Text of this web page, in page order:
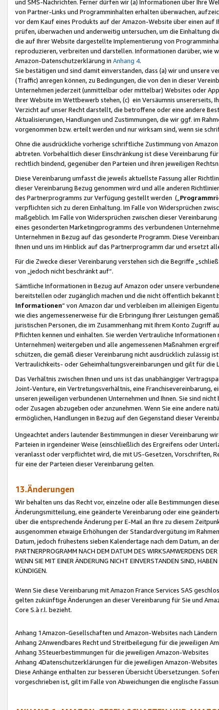
und SMS-Nachrichten. Ferner dürfen wir (a) Informationen über Ihre
von Partner-Links und Programminhalten erhalten überwachen,
vor dem Kauf eines Produkts auf der Amazon-Website über einen
prüfen, überwachen und anderweitig untersuchen, um die Einhaltung
die auf Ihrer Website dargestellte Implementierung von
reproduzieren, verbreiten und darstellen. Informationen darüber, wie
Amazon-Datenschutzerklärung in Anhang 4.
Sie bestätigen und sind damit einverstanden, dass (a) wir und
(Traffic) anregen können, zu Bedingungen, die von den in dieser
Unternehmen jederzeit (unmittelbar oder mittelbar) Websites oder
Ihrer Website im Wettbewerb stehen, (c) ein Versäumnis unsererseits,
Verzicht auf unser Recht darstellt, die betroffene oder eine andere
Aktualisierungen, Handlungen und Zustimmungen, die wir ggf. im
vorgenommen bzw. erteilt werden und nur wirksam sind, wenn sie
Ohne die ausdrückliche vorherige schriftliche Zustimmung von
abtreten. Vorbehaltlich dieser Einschränkung ist diese Vereinbarung
rechtlich bindend, gegenüber den Parteien und ihren jeweiligen
Diese Vereinbarung umfasst die jeweils aktuellste Fassung aller
dieser Vereinbarung Bezug genommen wird und alle anderen
des Partnerprogramms zur Verfügung gestellt werden („
verpflichten sich zu deren Einhaltung. Im Falle von Widersprüchen
maßgeblich. Im Falle von Widersprüchen zwischen dieser
eines gesonderten Marketingprogramms des verbundenen
Unternehmen in Bezug auf das gesonderte Programm. Diese
Ihnen und uns im Hinblick auf das Partnerprogramm dar und ersetzt
Für die Zwecke dieser Vereinbarung verstehen sich die Begriffe
von „jedoch nicht beschränkt auf“.
Sämtliche Informationen in Bezug auf Amazon oder unsere
bereitstellen oder zugänglich machen und die nicht öffentlich
Informationen“ von Amazon dar und verbleiben im alleinigen
wie dies angemessenerweise für die Erbringung Ihrer Leistungen
juristischen Personen, die im Zusammenhang mit Ihrem Konto
Pflichten kennen und einhalten. Sie werden Vertrauliche
Unternehmen) weitergeben und alle angemessenen Maßnahmen
schützen, die gemäß dieser Vereinbarung nicht ausdrücklich zulässig
Vertraulichkeits- oder Geheimhaltungsvereinbarungen und gilt für die
Das Verhältnis zwischen Ihnen und uns ist das unabhängiger
Joint-Venture, ein Vertretungsverhältnis, eine Franchisevereinbarung,
unseren jeweiligen verbundenen Unternehmen und Ihnen. Sie sind
oder Zusagen abzugeben oder anzunehmen. Wenn Sie eine andere
ermöglichen, Handlungen in Bezug auf den Gegenstand dieser
Ungeachtet anders lautender Bestimmungen in dieser Vereinbarung
Parteien in irgendeiner Weise (einschließlich des Ergreifens oder
veranlasst oder verpflichtet wird, die mit US-Gesetzen, Vorschriften,
für eine der Parteien dieser Vereinbarung gelten.
13.Änderungen
Wir behalten uns das Recht vor, einzelne oder alle Bestimmungen
Änderungsmitteilung, eine geänderte Vereinbarung oder eine
über die entsprechende Änderung per E-Mail an Ihre zu diesem
ausgenommen etwaige Erhöhungen der Standardvergütung im
Datum, jedoch frühestens sieben Kalendertage nach dem Datum, an
PARTNERPROGRAMM NACH DEM DATUM DES WIRKSAMWERDENS
WENN SIE MIT EINER ÄNDERUNG NICHT EINVERSTANDEN SIND,
KÜNDIGEN.
Wenn Sie diese Vereinbarung mit Amazon France Services SAS
gelten zukünftige Änderungen an dieser Vereinbarung für Sie und
Core S.à r.l. bezieht.
Anhang 1Amazon-Gesellschaften und Amazon-Websites nach Ländern
Anhang 2Anwendbares Recht und Streitbeilegung für die jeweiligen
Anhang 3Steuerbestimmungen für die jeweiligen Amazon-Websites
Anhang 4Datenschutzerklärungen für die jeweiligen Amazon-Websites
Diese Anhänge enthalten zur besseren Übersicht Übersetzungen.
vorgeschrieben ist, gilt im Falle von Abweichungen die englische